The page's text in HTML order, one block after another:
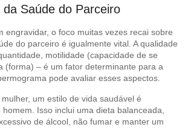
Saúde do Parceiro
engravidar, o foco muitas vezes recai sobre
do parceiro é igualmente vital. A qualidade
motilidade (capacidade de se
(forma) – é um fator determinante para a
pode avaliar esses aspectos.
um estilo de vida saudável é
Isso inclui uma dieta balanceada,
de álcool, não fumar e manter um